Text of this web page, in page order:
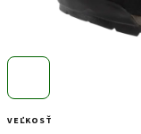
VEĽKOSŤ